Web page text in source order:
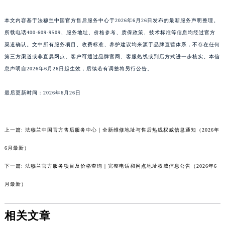
本文内容基于法穆兰中国官方售后服务中心于2026年6月26日发布的最新服务声明整理。
所载电话400-609-9509、服务地址、价格参考、质保政策、技术标准等信息均经过官方
渠道确认。文中所有服务项目、收费标准、养护建议均来源于品牌直营体系，不存在任何
第三方渠道或非直属网点。客户可通过品牌官网、客服热线或到店方式进一步核实。本信
息声明自2026年6月26日起生效，后续若有调整将另行公告。
最后更新时间：2026年6月26日
上一篇: 法穆兰中国官方售后服务中心｜全新维修地址与售后热线权威信息通知（2026年
6月最新）
下一篇: 法穆兰官方服务项目及价格查询｜完整电话和网点地址权威信息公告（2026年6
月最新）
相关文章